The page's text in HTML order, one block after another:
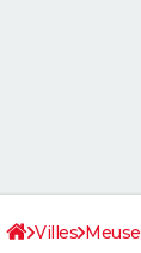
Villes Meuse